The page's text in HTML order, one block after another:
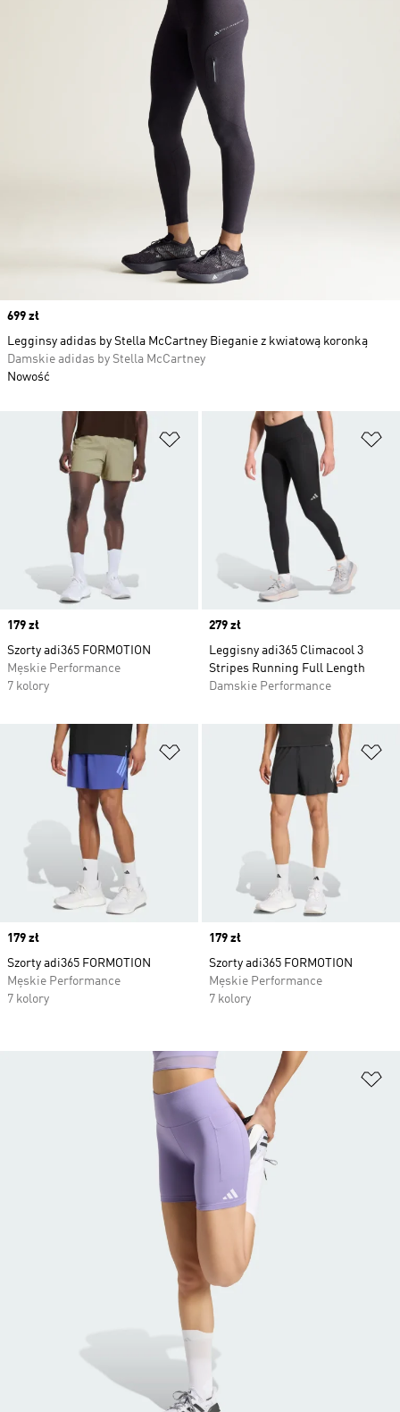
Dodaj do listy życzeń
Price
179 zł
Szorty adi365 FORMOTION
Męskie Performance
7 kolory
Price
279 zł
Leggisny adi365 Climacool 3
Stripes Running Full Length
Damskie Performance
Dodaj do listy życzeń
Price
179 zł
Szorty adi365 FORMOTION
Męskie Performance
7 kolory
Price
179 zł
Szorty adi365 FORMOTION
Męskie Performance
7 kolory
Price
699 zł
Legginsy adidas by Stella McCartney Bieganie z kwiatową koronką
Damskie adidas by Stella McCartney
Nowość